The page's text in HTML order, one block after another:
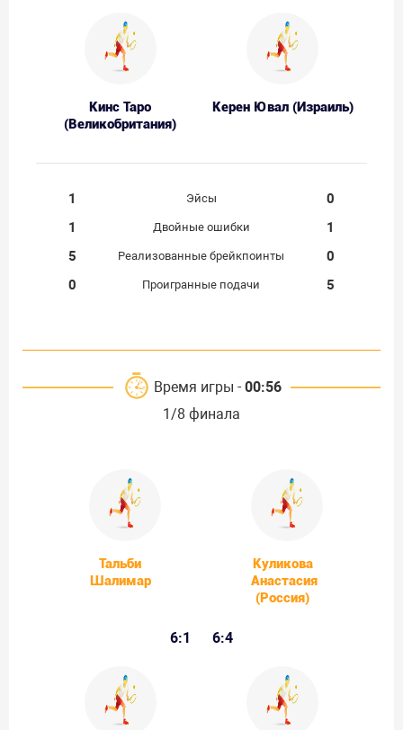
Кинс Таро
(Великобритания)
Керен Ювал (Израиль)
1 Эйсы
0
1
Двойные ошибки
1
5
Реализованные брейкпоинты
0
0
Проигранные подачи 5
Время игры - 00:56
1/8 финала
Тальби
Шалимар
Куликова
Анастасия
(Россия)
6:1 6:4